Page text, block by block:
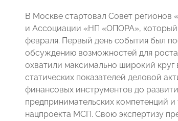
В Москве стартовал Совет
и Ассоциации «НП «ОПОРА», который
февраля. Первый день события был
обсуждению возможностей для
охватили максимально широкий круг
статических показателей деловой
финансовых инструментов до
предпринимательских компетенций
нацпроекта МСП. Свою экспертизу